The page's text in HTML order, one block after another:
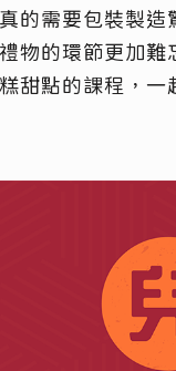
的需要包裝製
物的環節更加難
甜點的課程，一